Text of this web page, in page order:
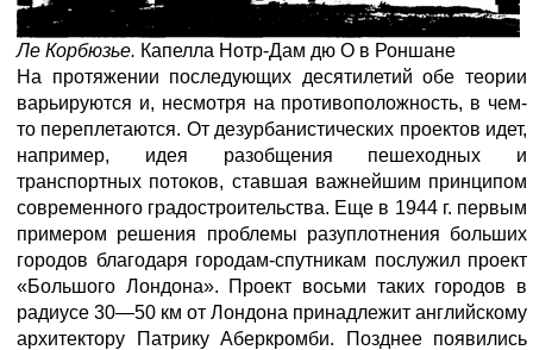
Ле Корбюзье. Капелла Нотр-Дам дю О в Роншане
На протяжении последующих десятилетий обе теории
варьируются и, несмотря на противоположность, в чем-
то переплетаются. От дезурбанистических проектов идет,
например, идея разобщения пешеходных и
транспортных потоков, ставшая важнейшим принципом
современного градостроительства. Еще в 1944 г. первым
примером решения проблемы разуплотнения больших
городов благодаря городам-спутникам послужил проект
«Большого Лондона». Проект восьми таких городов в
радиусе 30—50 км от Лондона принадлежит английскому
архитектору Патрику Аберкромби. Позднее появились